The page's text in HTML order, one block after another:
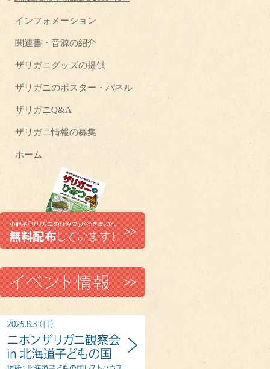
インフォメーション
関連書・音源の紹介
ザリガニグッズの提供
ザリガニのポスター・パネル
ザリガニQ&A
ザリガニ情報の募集
ホーム